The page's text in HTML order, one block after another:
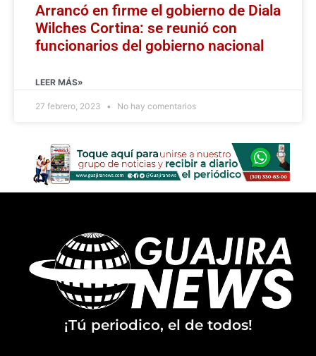
Arrancó en firme el gobierno de Diala
Wilches Cortina: se reunió con
funcionarios del gobierno nacional
LEER MÁS»
27 febrero, 2023 No hay comentarios
¡Tú periodico, el de todos!